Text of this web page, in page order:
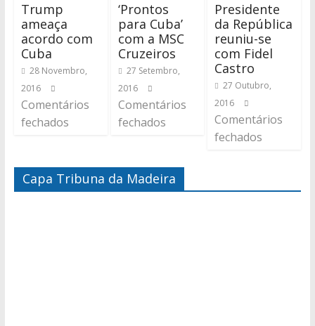
Trump
ameaça
acordo com
Cuba
28 Novembro,
2016
Comentários
fechados
‘Prontos
para Cuba’
com a MSC
Cruzeiros
27 Setembro,
2016
Comentários
fechados
Presidente
da República
reuniu-se
com Fidel
Castro
27 Outubro,
2016
Comentários
fechados
Capa Tribuna da Madeira